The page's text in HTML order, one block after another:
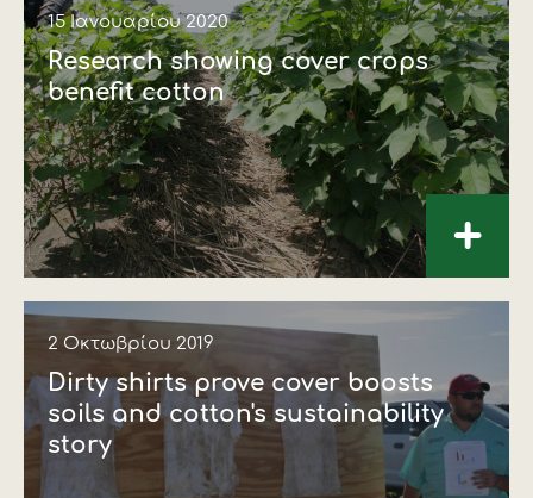
15 Ιανουαρίου 2020
Research showing cover crops
benefit cotton
+
2 Οκτωβρίου 2019
Dirty shirts prove cover boosts
soils and cotton's sustainability
story